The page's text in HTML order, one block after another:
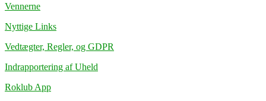
Vennerne
Nyttige Links
Vedtægter, Regler, og GDPR
Indrapportering af Uheld
Roklub App